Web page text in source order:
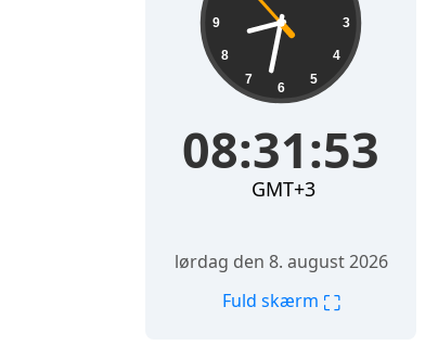
3
4
5
6
7
8
9
08:31:54
GMT+3
lørdag den 8. august 2026
Fuld skærm ⛶